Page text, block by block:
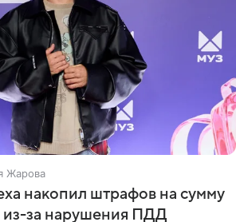
Жарова
накопил штрафов на сумму
из-за нарушения ПДД